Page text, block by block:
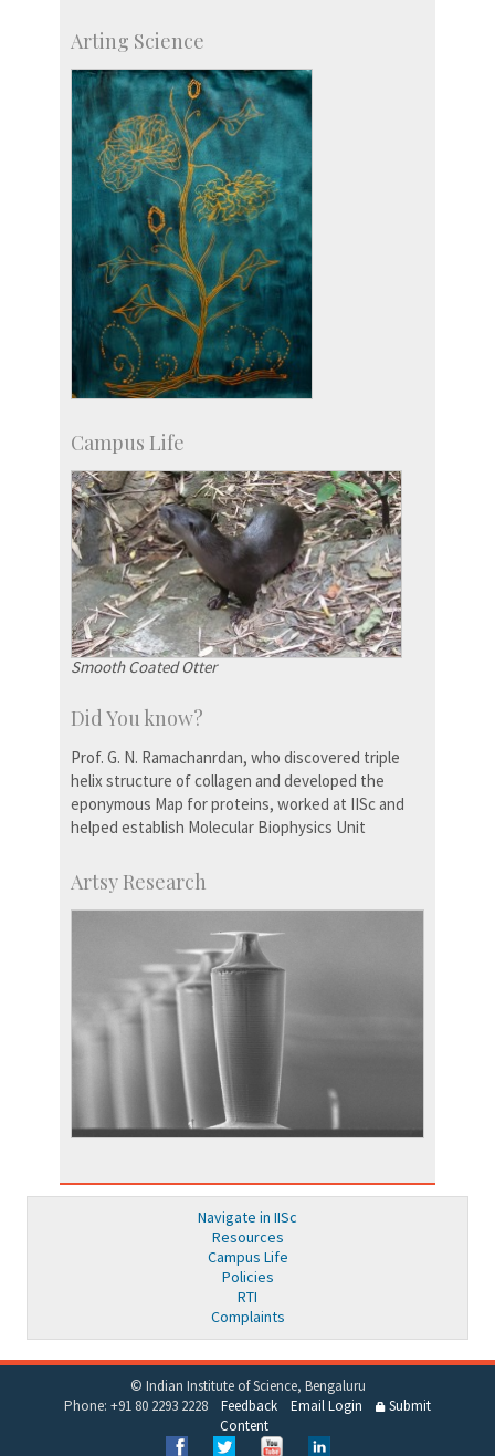
SID-Innovation & Development
IPTeL-Intellectual Property and Technology
Licensing
Arting Science
Campus Life
Smooth Coated Otter
Did You know?
Prof. G. N. Ramachanrdan, who discovered triple
helix structure of collagen and developed the
eponymous Map for proteins, worked at IISc and
helped establish Molecular Biophysics Unit
Artsy Research
Navigate in IISc
Resources
Campus Life
Policies
RTI
Complaints
© Indian Institute of Science, Bengaluru
Phone: +91 80 2293 2228 Feedback Email Login
Submit
Content